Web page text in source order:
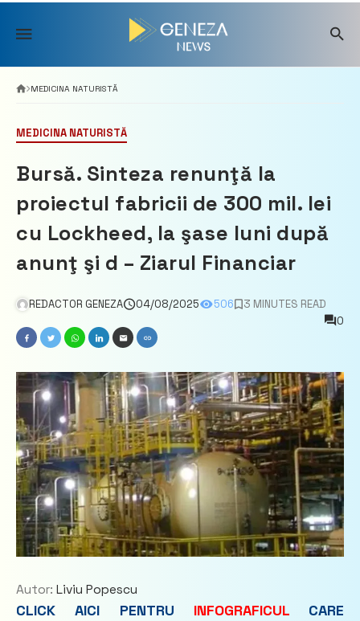
Skip
content
MEDICINA NATURISTĂ
MEDICINA NATURISTĂ
Bursă. Sinteza renunţă la
proiectul fabricii de 300 mil. lei
cu Lockheed, la şase luni după
anunţ şi d – Ziarul Financiar
REDACTOR GENEZA 04/08/2025 506
3 MINUTES READ
0
Autor: Liviu Popescu
CLICK AICI PENTRU INFOGRAFICULCARE